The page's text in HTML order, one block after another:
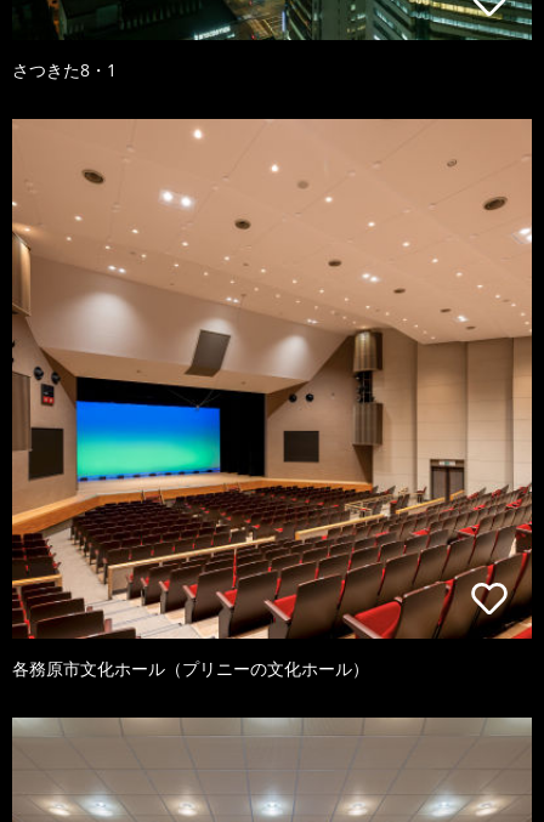
さつきた8・1
各務原市文化ホール（プリニーの文化ホール）